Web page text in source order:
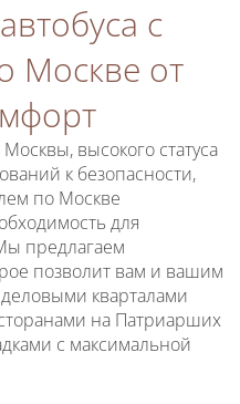
с
Москве от
высокого статуса
к безопасности,
по Москве
для
предлагаем
позволит вам и вашим
кварталами
на Патриарших
с максимальной